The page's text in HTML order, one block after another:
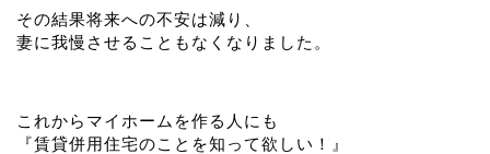
その結果将来への不安は減り、
妻に我慢させることもなくなりました。
これからマイホームを作る人にも
『賃貸併用住宅のことを知って欲しい！』